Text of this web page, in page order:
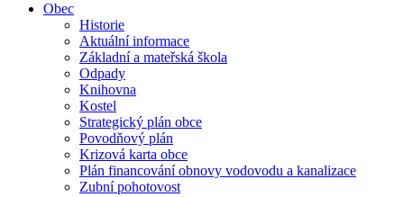
Obec
Historie
Aktuální informace
Základní a mateřská škola
Odpady
Knihovna
Kostel
Strategický plán obce
Povodňový plán
Krizová karta obce
Plán financování obnovy vodovodu a kanalizace
Zubní pohotovost